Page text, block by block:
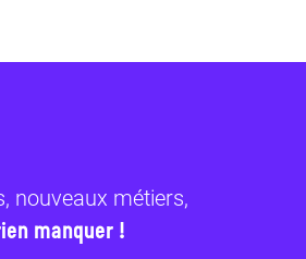
nouveaux métiers,
manquer !